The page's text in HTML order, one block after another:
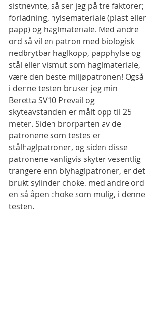
sistnevnte, så ser jeg på tre faktorer;
forladning, hylsemateriale (plast eller
papp) og haglmateriale. Med andre
ord så vil en patron med biologisk
nedbrytbar haglkopp, papphylse og
stål eller vismut som haglmateriale,
være den beste miljøpatronen! Også
i denne testen bruker jeg min
Beretta SV10 Prevail og
skyteavstanden er målt opp til 25
meter. Siden brorparten av de
patronene som testes er
stålhaglpatroner, og siden disse
patronene vanligvis skyter vesentlig
trangere enn blyhaglpatroner, er det
brukt sylinder choke, med andre ord
en så åpen choke som mulig, i denne
testen.